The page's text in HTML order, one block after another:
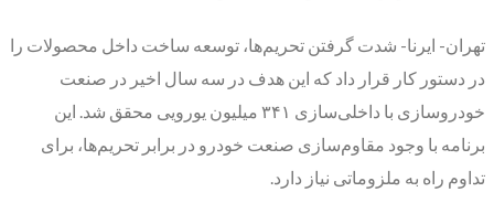
تهران- ایرنا- شدت گرفتن تحریم‌ها، توسعه ساخت داخل محصولات را
در دستور کار قرار داد که این هدف در سه سال اخیر در صنعت
خودروسازی با داخلی‌سازی ۳۴۱ میلیون یورویی محقق شد. این
برنامه با وجود مقاوم‌سازی صنعت خودرو در برابر تحریم‌ها، برای
تداوم راه به ملزوماتی نیاز دارد.